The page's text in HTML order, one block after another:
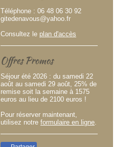
Téléphone : 06 48 06 30 92
gitedenavous@yahoo.fr
Consultez le plan d'accès
Offres Promos
Séjour été 2026 : du samedi 22
août au samedi 29 août, 25% de
remise soit la semaine à 1575
euros au lieu de 2100 euros !
Pour réserver maintenant,
utilisez notre formulaire en ligne.